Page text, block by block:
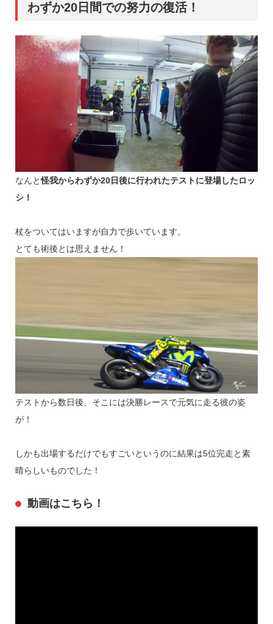
わずか20日間での努力の復活！
なんと怪我からわずか20日後に行われたテストに登場したロッ
シ！
杖をついてはいますが自力で歩いています。
とても術後とは思えません！
テストから数日後、そこには決勝レースで元気に走る彼の姿
が！
しかも出場するだけでもすごいというのに結果は5位完走と素
晴らしいものでした！
動画はこちら！